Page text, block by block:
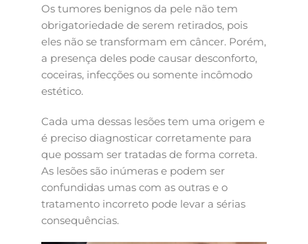
Os tumores benignos da pele não tem
obrigatoriedade de serem retirados, pois
eles não se transformam em câncer. Porém,
a presença deles pode causar desconforto,
coceiras, infecções ou somente incômodo
estético.
Cada uma dessas lesões tem uma origem e
é preciso diagnosticar corretamente para
que possam ser tratadas de forma correta.
As lesões são inúmeras e podem ser
confundidas umas com as outras e o
tratamento incorreto pode levar a sérias
consequências.